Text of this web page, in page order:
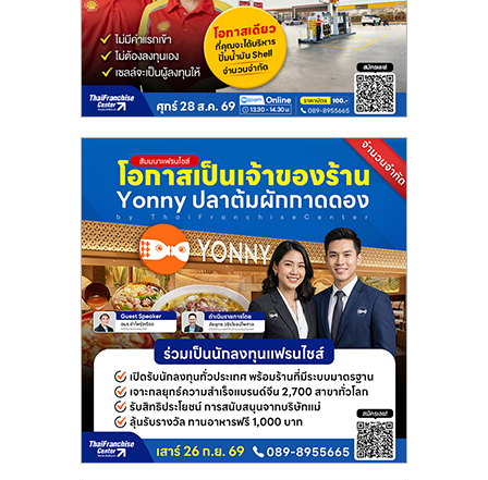
ปรึกษา
การ
ลงทุน
และ
ขยาย